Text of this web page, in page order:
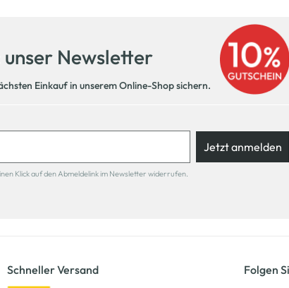
Newsletter
Einkauf in unserem Online-Shop sichern.
Jetzt anmelden
Klick auf den Abmeldelink im Newsletter widerrufen.
Schneller Versand Folgen